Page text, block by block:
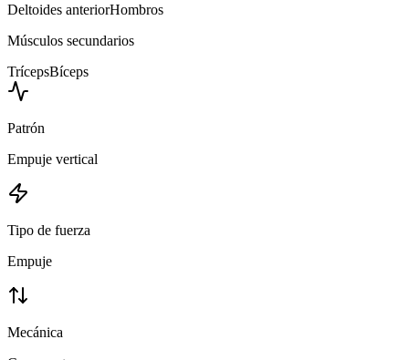
Deltoides anteriorHombros
Músculos secundarios
TrícepsBíceps
Patrón
Empuje vertical
Tipo de fuerza
Empuje
Mecánica